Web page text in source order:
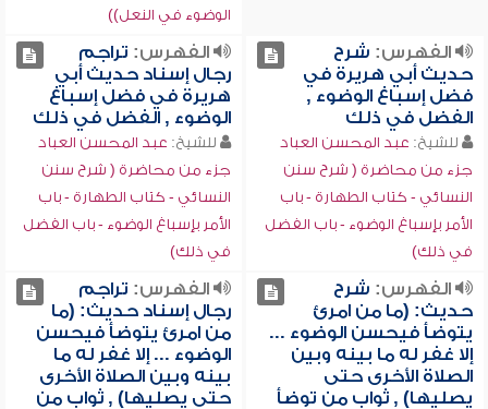
الوضوء في النعل))
الفهرس: شرح
حديث أبي هريرة في
فضل إسباغ الوضوء ,
الفضل في ذلك
للشيخ: عبد المحسن العباد
جزء من محاضرة ( شرح سنن
النسائي - كتاب الطهارة - باب
الأمر بإسباغ الوضوء - باب الفضل
في ذلك)
الفهرس: تراجم
رجال إسناد حديث أبي
هريرة في فضل إسباغ
الوضوء , الفضل في ذلك
للشيخ: عبد المحسن العباد
جزء من محاضرة ( شرح سنن
النسائي - كتاب الطهارة - باب
الأمر بإسباغ الوضوء - باب الفضل
في ذلك)
الفهرس: شرح
حديث: (ما من امرئ
يتوضأ فيحسن الوضوء ...
إلا غفر له ما بينه وبين
الصلاة الأخرى حتى
يصليها) , ثواب من توضأ
الفهرس: تراجم
رجال إسناد حديث: (ما
من امرئ يتوضأ فيحسن
الوضوء ... إلا غفر له ما
بينه وبين الصلاة الأخرى
حتى يصليها) , ثواب من